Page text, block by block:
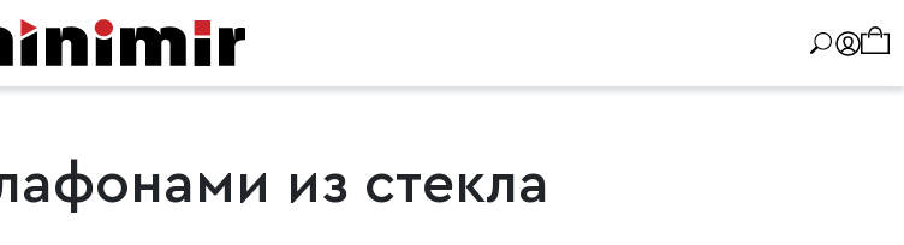
из стекла